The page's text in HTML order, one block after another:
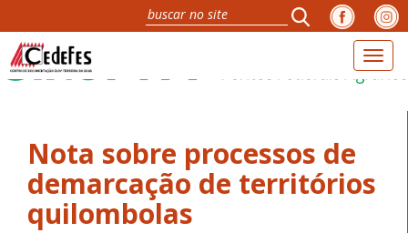
Nota sobre processos de
demarcação de territórios
quilombolas